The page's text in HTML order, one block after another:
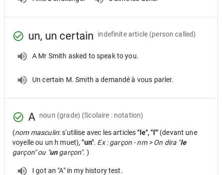
un, un certain indefinite article (person called)
A Mr Smith asked to speak to you.
Un certain M. Smith a demandé à vous parler.
A noun (grade) (Scolaire : notation)
(nom masculin: s'utilise avec les articles"le", "l'" (devant une
voyelle ou un h muet),"un". Ex : garçon - nm > On dira "le
garçon" ou "ungarçon". )
I got an "A" in my history test.